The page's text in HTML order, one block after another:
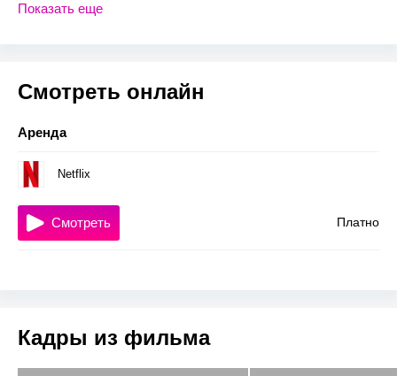
Показать еще
Смотреть онлайн
Аренда
Netflix
Платно
Смотреть
Кадры из фильма